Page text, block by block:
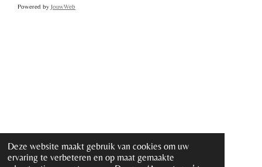
Deze website maakt gebruik van cookies om uw
ervaring te verbeteren en op maat gemaakte
Powered by JouwWeb